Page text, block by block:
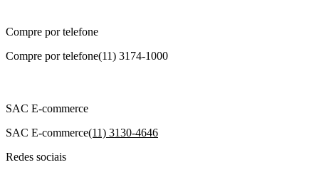
Compre por telefone
Compre por telefone(11) 3174-1000
SAC E-commerce
SAC E-commerce(11) 3130-4646
Redes sociais